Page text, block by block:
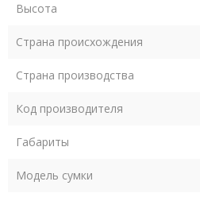
Высота
Страна происхождения
Страна производства
Код производителя
Габариты
Модель сумки